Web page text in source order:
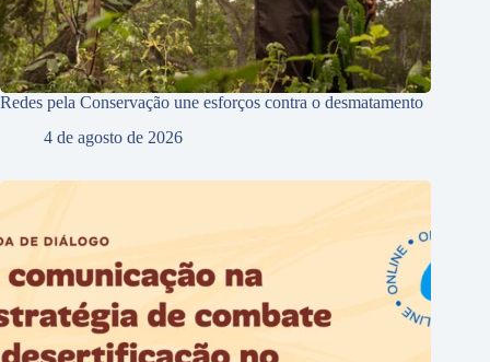
Redes pela Conservação une esforços contra o desmatamento
4 de agosto de 2026